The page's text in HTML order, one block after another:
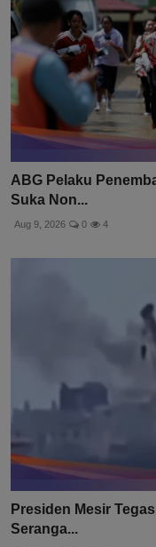
ABG Pelaku
Suka Non...
Aug 9, 2026 0 4
Presiden Mesir
Seranga...